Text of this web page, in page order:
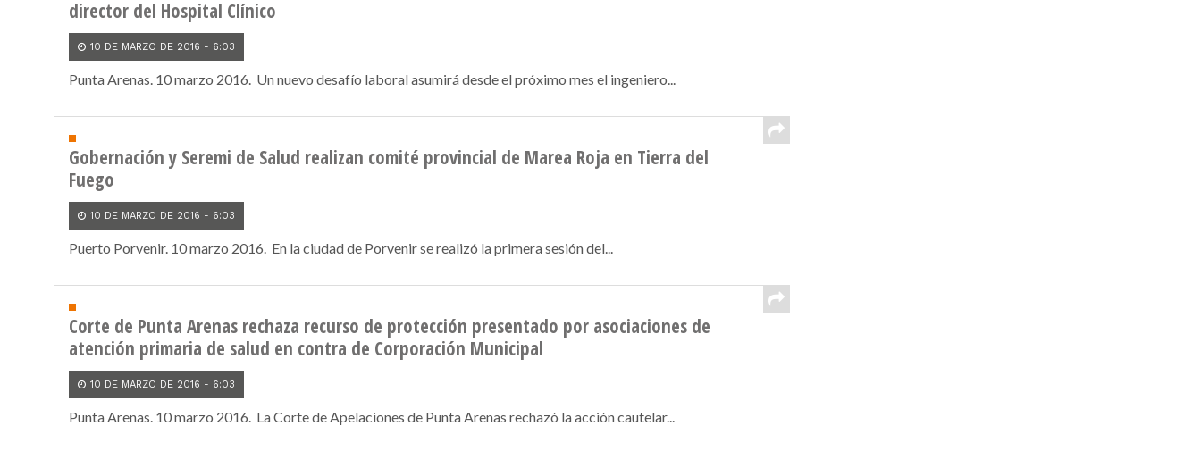
director del Hospital Clínico
10 DE MARZO DE 2016 - 6:03
Punta Arenas. 10 marzo 2016. Un nuevo desafío laboral asumirá desde el próximo mes el ingeniero...
Gobernación y Seremi de Salud realizan comité provincial de Marea Roja en Tierra del
Fuego
10 DE MARZO DE 2016 - 6:03
Puerto Porvenir. 10 marzo 2016. En la ciudad de Porvenir se realizó la primera sesión del...
Corte de Punta Arenas rechaza recurso de protección presentado por asociaciones de
atención primaria de salud en contra de Corporación Municipal
10 DE MARZO DE 2016 - 6:03
Punta Arenas. 10 marzo 2016. La Corte de Apelaciones de Punta Arenas rechazó la acción cautelar...